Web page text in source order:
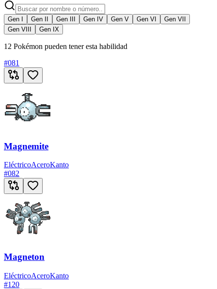
Gen I Gen II Gen III Gen IV Gen V Gen VI
Gen VII
Gen VIII
Gen IX
12 Pokémon pueden tener esta habilidad
#081
Magnemite
EléctricoAceroKanto
#082
Magneton
EléctricoAceroKanto
#120